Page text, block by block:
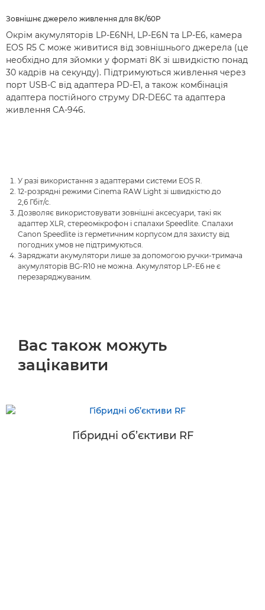
Зовнішнє джерело живлення для 8K/60P
Окрім акумуляторів LP-E6NH, LP-E6N та LP-E6, камера
EOS R5 C може живитися від зовнішнього джерела (це
необхідно для зйомки у форматі 8K зі швидкістю понад
30 кадрів на секунду). Підтримуються живлення через
порт USB-C від адаптера PD-E1, а також комбінація
адаптера постійного струму DR-DE6C та адаптера
живлення CA-946.
У разі використання з адаптерами системи EOS R.
12-розрядні режими Cinema RAW Light зі швидкістю до
2,6 Гбіт/с.
Дозволяє використовувати зовнішні аксесуари, такі як
адаптер XLR, стереомікрофон і спалахи Speedlite. Спалахи
Canon Speedlite із герметичним корпусом для захисту від
погодних умов не підтримуються.
Заряджати акумулятори лише за допомогою ручки-тримача
акумуляторів BG-R10 не можна. Акумулятор LP-E6 не є
перезаряджуваним.
Вас також можуть
зацікавити
Гібридні об’єктиви RF